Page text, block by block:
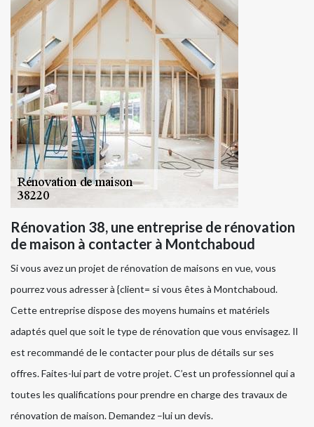
Rénovation 38, une entreprise de rénovation
de maison à contacter à Montchaboud
Si vous avez un projet de rénovation de maisons en vue, vous
pourrez vous adresser à {client= si vous êtes à Montchaboud.
Cette entreprise dispose des moyens humains et matériels
adaptés quel que soit le type de rénovation que vous envisagez. Il
est recommandé de le contacter pour plus de détails sur ses
offres. Faites-lui part de votre projet. C’est un professionnel qui a
toutes les qualifications pour prendre en charge des travaux de
rénovation de maison. Demandez –lui un devis.